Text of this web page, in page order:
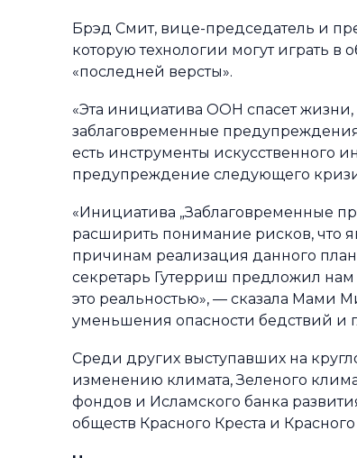
Брэд Смит, вице-председатель и
которую технологии могут играть
«последней версты».
«Эта инициатива ООН спасет
заблаговременные предупреждения
есть инструменты искусственного
предупреждение следующего
«Инициатива „Заблаговременные
расширить понимание рисков, что
причинам реализация данного
секретарь Гутерриш предложил
это реальностью», — сказала Мами
уменьшения опасности бедствий и
Среди других выступавших на
изменению климата, Зеленого
фондов и Исламского банка
обществ Красного Креста и